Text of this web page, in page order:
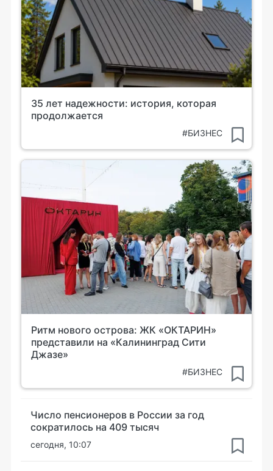
35 лет надежности: история, которая
продолжается
#БИЗНЕС
Ритм нового острова: ЖК «ОКТАРИН»
представили на «Калининград Сити
Джазе»
#БИЗНЕС
Число пенсионеров в России за год
сократилось на 409 тысяч
сегодня, 10:07